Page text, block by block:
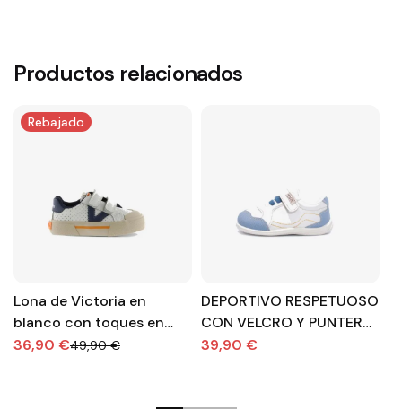
Productos relacionados
Rebajado
Lona de Victoria en
blanco con toques en
azul.
36,90 €49,90 €
DEPORTIVO RESPETUOSO
CON VELCRO Y PUNTERA
REFORZADA
39,90 €